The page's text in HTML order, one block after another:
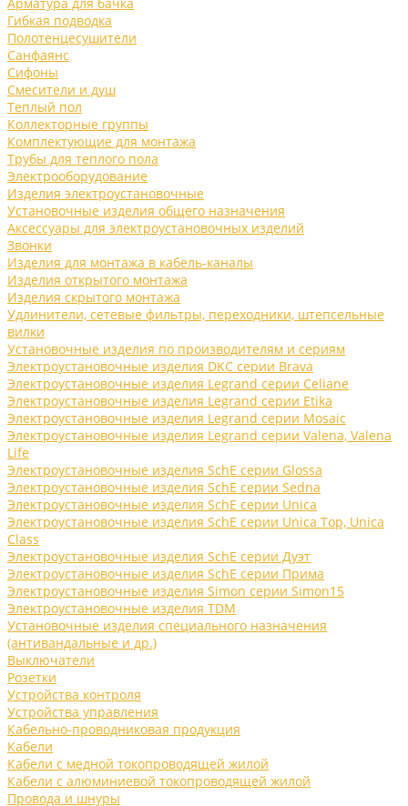
Гибкая подводка
Полотенцесушители
Санфаянс
Сифоны
Смесители и душ
Теплый пол
Коллекторные группы
Комплектующие для монтажа
Трубы для теплого пола
Электрооборудование
Изделия электроустановочные
Установочные изделия общего назначения
Аксессуары для электроустановочных изделий
Звонки
Изделия для монтажа в кабель-каналы
Изделия открытого монтажа
Изделия скрытого монтажа
Удлинители, сетевые фильтры, переходники, штепсельные
вилки
Установочные изделия по производителям и сериям
Электроустановочные изделия DKC серии Brava
Электроустановочные изделия Legrand серии Celiane
Электроустановочные изделия Legrand серии Etika
Электроустановочные изделия Legrand серии Mosaic
Электроустановочные изделия Legrand серии Valena, Valena
Life
Электроустановочные изделия SchE серии Glossa
Электроустановочные изделия SchE серии Sedna
Электроустановочные изделия SchE серии Unica
Электроустановочные изделия SchE серии Unica Top, Unica
Class
Электроустановочные изделия SchE серии Дуэт
Электроустановочные изделия SchE серии Прима
Электроустановочные изделия Simon серии Simon15
Электроустановочные изделия TDM
Установочные изделия специального назначения
(антивандальные и др.)
Выключатели
Розетки
Устройства контроля
Устройства управления
Кабельно-проводниковая продукция
Кабели
Кабели с медной токопроводящей жилой
Кабели с алюминиевой токопроводящей жилой
Провода и шнуры